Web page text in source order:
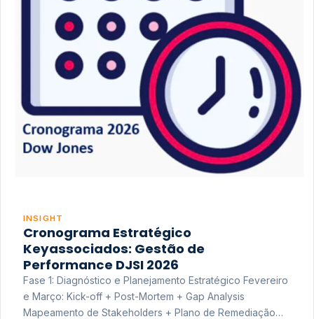
INSIGHT
Cronograma Estratégico
Keyassociados: Gestão de
Performance DJSI 2026
Fase 1: Diagnóstico e Planejamento Estratégico Fevereiro
e Março: Kick-off + Post-Mortem + Gap Analysis
Mapeamento de Stakeholders + Plano de Remediação